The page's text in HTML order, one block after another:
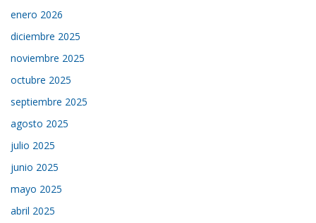
enero 2026
diciembre 2025
noviembre 2025
octubre 2025
septiembre 2025
agosto 2025
julio 2025
junio 2025
mayo 2025
abril 2025